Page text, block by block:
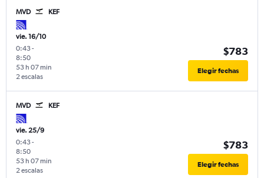
MVD KEF
vie. 16/10
0:43-
8:50
2 escalas
53 h 07 min
$783
Elegir fechas
MVD KEF
vie. 25/9
0:43-
8:50
2 escalas
53 h 07 min
$783
Elegir fechas